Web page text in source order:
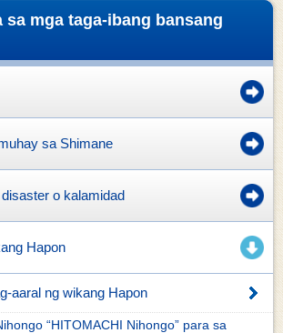
sa mga taga-ibang bansang
sa Shimane
o kalamidad
Hapon
aaral ng wikang Hapon
“HITOMACHI Nihongo” para sa